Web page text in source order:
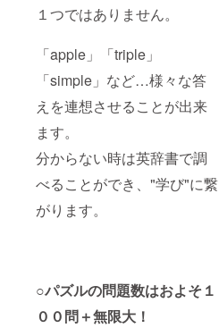
１つではありません。
「apple」「triple」
「simple」など…様々な答
えを連想させることが出来
ます。
分からない時は英辞書で調
べることができ、"学び"に繋
がります。
○パズルの問題数はおよそ１
００問＋無限大！